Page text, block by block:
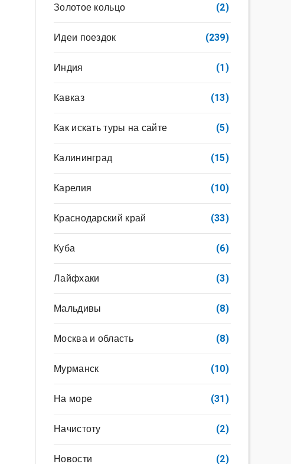
Золотое кольцо (2)
Идеи поездок (239)
Индия (1)
Кавказ (13)
Как искать туры на сайте (5)
Калининград (15)
Карелия (10)
Краснодарский край (33)
Куба (6)
Лайфхаки (3)
Мальдивы (8)
Москва и область (8)
Мурманск (10)
На море (31)
Начистоту (2)
Новости (2)